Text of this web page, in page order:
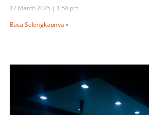
17 March 2025
1:58 pm
Baca Selengkapnya »